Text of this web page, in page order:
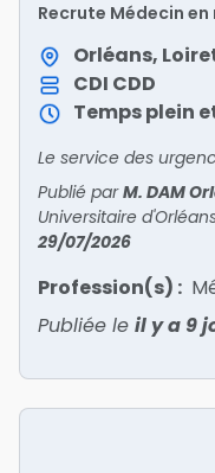
Recrute Médecin
2) – H/FOrléans,
CDI CDD
Temps plein
Publié parM. DAM
Universitaire
29/07/2026
Profession(s) :
Publiée le il y a 9